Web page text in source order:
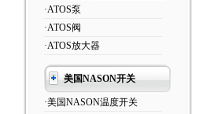
·ATOS泵
·ATOS阀
·ATOS放大器
美国NASON开关
·美国NASON温度开关